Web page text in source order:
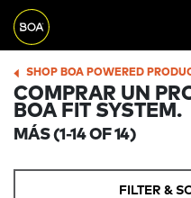
Skip to main content
SHOP BOA POWERED
COMPRAR UN
BOA FIT SYSTEM.
MÁS(1-14 OF 14)
FILTER &